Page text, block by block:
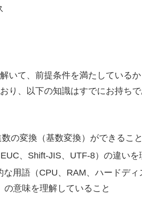
いて、前提条件を満たしている
り、以下の知識はすでにお持ち
の変換（基数変換）ができること
、Shift-JIS、UTF-8）の違いを
用語（CPU、RAM、ハードディ
の意味を理解していること